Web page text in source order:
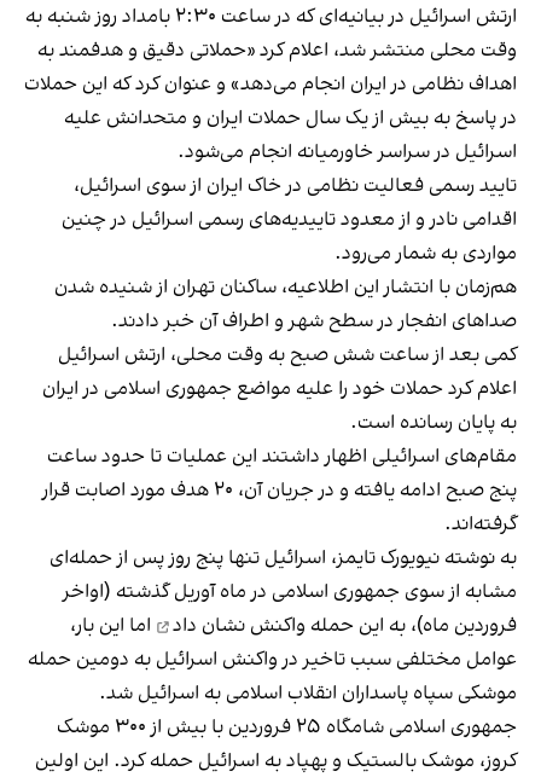
ارتش اسرائیل در بیانیه‌ای که در ساعت ۲:۳۰ بامداد روز شنبه به
وقت محلی منتشر شد، اعلام کرد «حملاتی دقیق و هدفمند به
اهداف نظامی در ایران انجام می‌دهد» و عنوان کرد که این حملات
در پاسخ به بیش از یک سال حملات ایران و متحدانش علیه
اسرائیل در سراسر خاورمیانه انجام می‌شود.
تایید رسمی فعالیت نظامی در خاک ایران از سوی اسرائیل،
اقدامی نادر و از معدود تاییدیه‌های رسمی اسرائیل در چنین
مواردی به شمار می‌رود.
هم‌زمان با انتشار این اطلاعیه، ساکنان تهران از شنیده شدن
صداهای انفجار در سطح شهر و اطراف آن خبر دادند.
کمی بعد از ساعت شش صبح به وقت محلی، ارتش اسرائیل
اعلام کرد حملات خود را علیه مواضع جمهوری اسلامی در ایران
به پایان رسانده است.
مقام‌های اسرائیلی اظهار داشتند این عملیات تا حدود ساعت
پنج صبح ادامه یافته و در جریان آن، ۲۰ هدف مورد اصابت قرار
گرفته‌اند.
به نوشته نیویورک تایمز، اسرائیل تنها پنج روز پس از حمله‌ای
مشابه از سوی جمهوری اسلامی در ماه آوریل گذشته (اواخر
فروردین ماه)، به این حمله واکنش نشان داد
اما این بار،
عوامل مختلفی سبب تاخیر در واکنش اسرائیل به دومین حمله
موشکی سپاه پاسداران انقلاب اسلامی به اسرائیل شد.
جمهوری اسلامی شامگاه ۲۵ فروردین با بیش از ۳۰۰ موشک
کروز، موشک بالستیک و پهپاد به اسرائیل حمله کرد. این اولین